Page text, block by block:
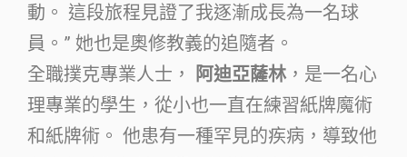
動。 這段旅程見證了我逐漸成長為一名球
員。” 她也是奧修教義的追隨者。
全職撲克專業人士，
阿迪亞薩林，是一名心
理專業的學生，從小也一直在練習紙牌魔術
和紙牌術。 他患有一種罕見的疾病，導致他